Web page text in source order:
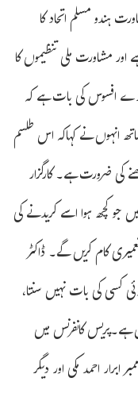
ہندو مسلم اتحاد کا
اور مشاورت ملی تنظیموں کا
افسوس کی بات ہے کہ
انہوں نے کہاکہ اس طلسم
کی ضرورت ہے۔ کارگزار
جو کچھ ہوا اسے کریدنے کی
کام کریں گے۔ ڈاکٹر
کسی کی بات نہیں سنتا،
کانفرنس میں
احمد مکی اور دیگر